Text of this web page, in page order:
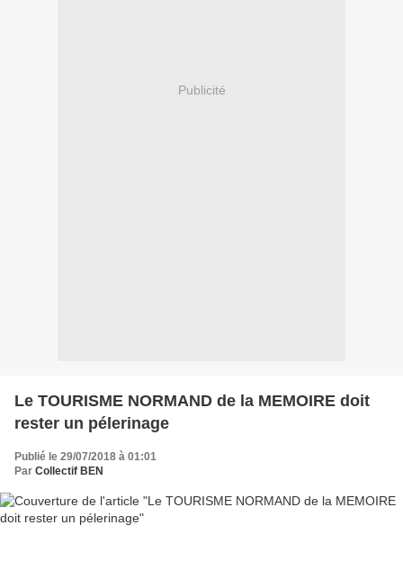
Publicité
Le TOURISME NORMAND de la MEMOIRE doit
rester un pélerinage
Publié le 29/07/2018 à 01:01
Par Collectif BEN